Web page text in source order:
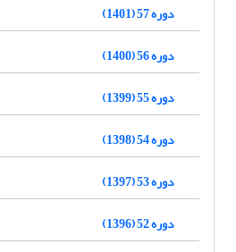
دوره 57 (1401)
دوره 56 (1400)
دوره 55 (1399)
دوره 54 (1398)
دوره 53 (1397)
دوره 52 (1396)